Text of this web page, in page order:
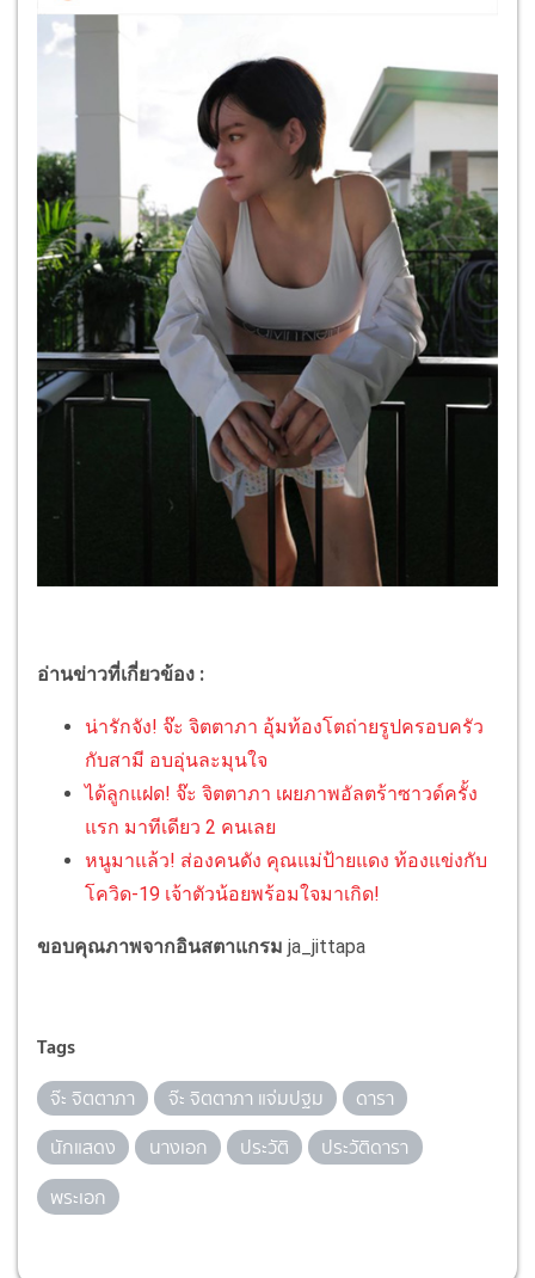
อ่านข่าวที่เกี่ยวข้อง :
น่ารักจัง! จ๊ะ จิตตาภา อุ้มท้องโตถ่ายรูปครอบครัว
กับสามี อบอุ่นละมุนใจ
ได้ลูกแฝด! จ๊ะ จิตตาภา เผยภาพอัลตร้าซาวด์ครั้ง
แรก มาทีเดียว 2 คนเลย
หนูมาแล้ว! ส่องคนดัง คุณแม่ป้ายแดง ท้องแข่งกับ
โควิด-19 เจ้าตัวน้อยพร้อมใจมาเกิด!
ขอบคุณภาพจากอินสตาแกรม ja_jittapa
Tags
จ๊ะ จิตตาภา จ๊ะ จิตตาภา แจ่มปฐม
ดารา
นักแสดง
นางเอก ประวัติ
ประวัติดารา
พระเอก